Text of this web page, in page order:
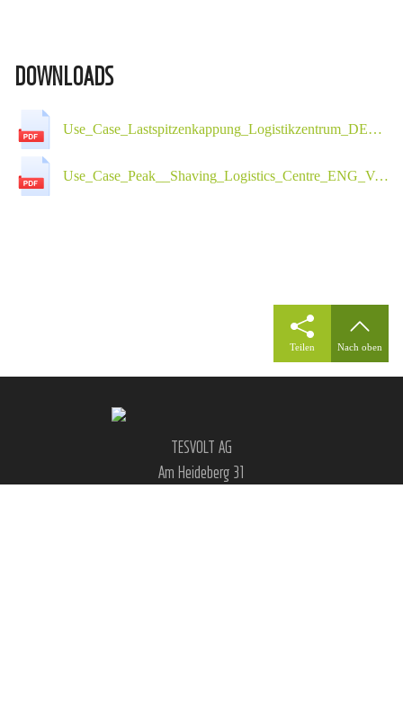
DOWNLOADS
Use_Case_Lastspitzenkappung_Logistikzentrum_DEU_v.C.01.pdf
Use_Case_Peak__Shaving_Logistics_Centre_ENG_V.C.01.pdf
Teilen Nach oben
TESVOLT AG
Am Heideberg 31